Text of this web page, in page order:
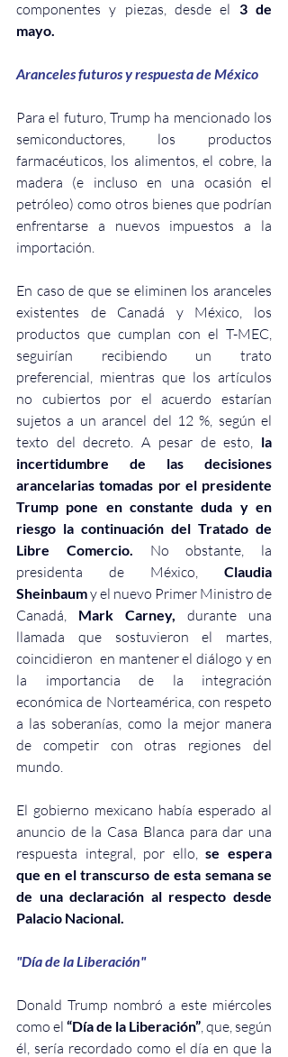
componentes y piezas, desde el 3 de
mayo.
Aranceles futuros y respuesta de México
Para el futuro, Trump ha mencionado los
semiconductores, los productos
farmacéuticos, los alimentos, el cobre, la
madera (e incluso en una ocasión el
petróleo) como otros bienes que podrían
enfrentarse a nuevos impuestos a la
importación.
En caso de que se eliminen los aranceles
existentes de Canadá y México, los
productos que cumplan con el T-MEC,
seguirían recibiendo un trato
preferencial, mientras que los artículos
no cubiertos por el acuerdo estarían
sujetos a un arancel del 12 %, según el
texto del decreto. A pesar de esto, la
incertidumbre de las decisiones
arancelarias tomadas por el presidente
Trump pone en constante duda y en
riesgo la continuación del Tratado de
Libre Comercio. No obstante, la
presidenta de México, Claudia
Sheinbaum y el nuevo Primer Ministro de
Canadá, Mark Carney, durante una
llamada que sostuvieron el martes,
coincidieron  en mantener el diálogo y en
la importancia de la integración
económica de Norteamérica, con respeto
a las soberanías, como la mejor manera
de competir con otras regiones del
mundo.
El gobierno mexicano había esperado al
anuncio de la Casa Blanca para dar una
respuesta integral, por ello, se espera
que en el transcurso de esta semana se
de una declaración al respecto desde
Palacio Nacional.
"Día de la Liberación"
Donald Trump nombró a este miércoles
como el “Día de la Liberación” , que, según
él, sería recordado como el día en que la